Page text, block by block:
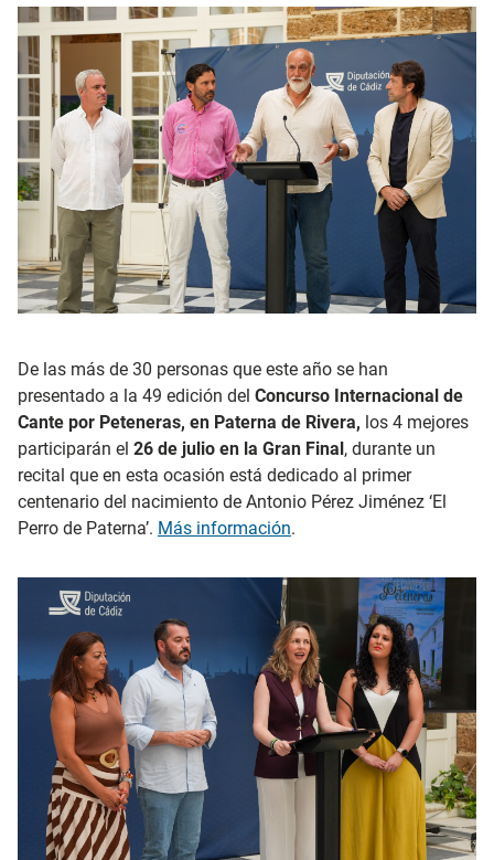
De las más de 30 personas que este año se han
presentado a la 49 edición del Concurso Internacional de
Cante por Peteneras, en Paterna de Rivera, los 4 mejores
participarán el 26 de julio en la Gran Final, durante un
recital que en esta ocasión está dedicado al primer
centenario del nacimiento de Antonio Pérez Jiménez ‘El
Perro de Paterna’. Más información.